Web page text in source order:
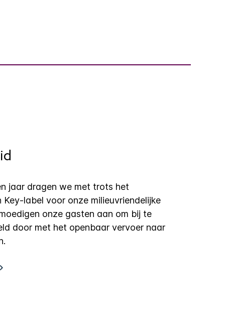
jaar dragen we met trots het
Key-label voor onze milieuvriendelijke
onze gasten aan om bij te
door met het openbaar vervoer naar